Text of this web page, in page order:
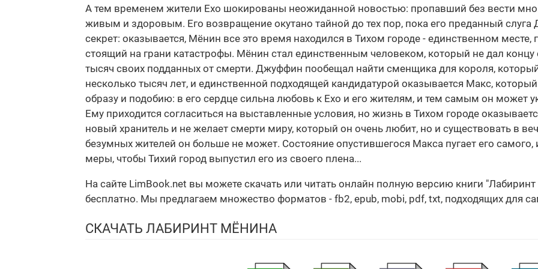
А тем временем жители Ехо шокированы неожиданной новостью: пропавший без вести
живым и здоровым. Его возвращение окутано тайной до тех пор, пока его преданный
секрет: оказывается, Мёнин все это время находился в Тихом городе - единственном месте,
стоящий на грани катастрофы. Мёнин стал единственным человеком, который не дал концу
тысяч своих подданных от смерти. Джуффин пообещал найти сменщика для короля,
несколько тысяч лет, и единственной подходящей кандидатурой оказывается Макс,
образу и подобию: в его сердце сильна любовь к Ехо и его жителям, и тем самым он может
Ему приходится согласиться на выставленные условия, но жизнь в Тихом городе
новый хранитель и не желает смерти миру, который он очень любит, но и существовать в
безумных жителей он больше не может. Состояние опустившегося Макса пугает его самого,
меры, чтобы Тихий город выпустил его из своего плена...
На сайте LimBook.net вы можете скачать или читать онлайн полную версию книги
бесплатно. Мы предлагаем множество форматов - fb2, epub, mobi, pdf, txt, подходящих для
СКАЧАТЬ ЛАБИРИНТ МЁНИНА